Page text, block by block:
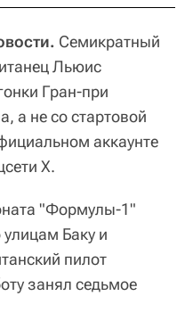
Семикратный
Льюис
Гран-при
а не со стартовой
аккаунте
X.
"Формулы-1"
улицам Баку и
пилот
занял седьмое